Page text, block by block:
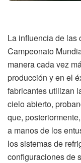
La influencia de las
Campeonato
manera cada vez
producción y en el
fabricantes utilizan
cielo abierto,
que,
a manos de los
los sistemas de
configuraciones de